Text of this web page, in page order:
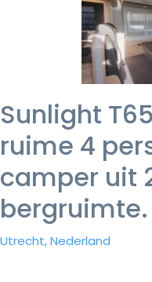
Sunlight
ruime 4
camper uit
bergruimte.
Utrecht, Nederland